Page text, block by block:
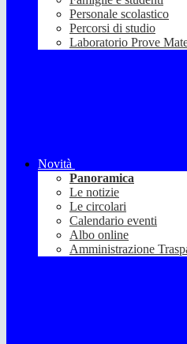
Personale scolastico
Percorsi di studio
Laboratorio Prove
Novità
Panoramica
Le notizie
Le circolari
Calendario eventi
Albo online
Amministrazione